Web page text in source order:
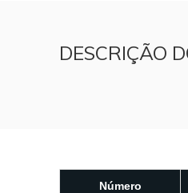
DESCRIÇÃO
Número